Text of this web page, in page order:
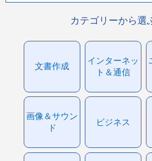
カテゴリーから選
文書作成
インターネッ
ト＆通信
画像＆サウン
ド
ビジネス